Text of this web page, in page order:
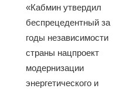
«Кабмин утвердил
беспрецедентный за
годы независимости
страны нацпроект
модернизации
энергетического и